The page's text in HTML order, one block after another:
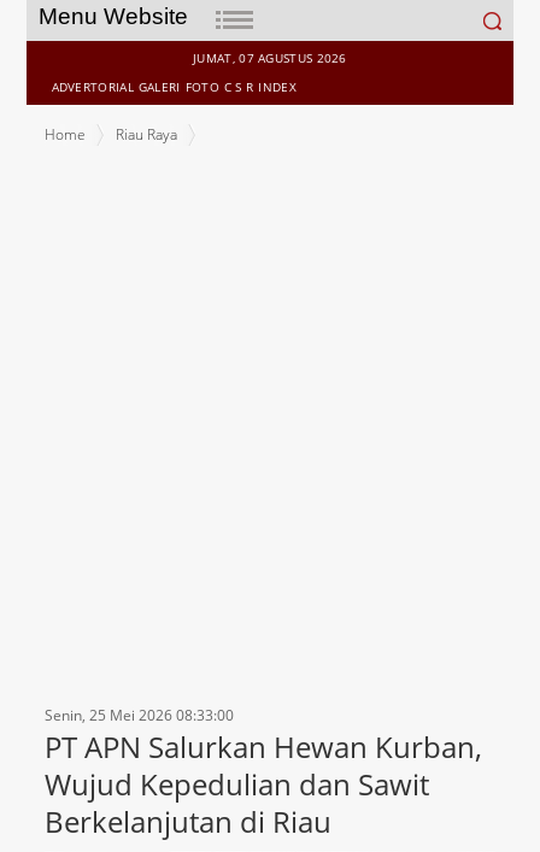
Menu Website
Search
for:
JUMAT, 07 AGUSTUS 2026
ADVERTORIAL GALERI FOTO C S R INDEX
Home
Riau Raya
Senin, 25 Mei 2026 08:33:00
PT APN Salurkan Hewan Kurban,
Wujud Kepedulian dan Sawit
Berkelanjutan di Riau